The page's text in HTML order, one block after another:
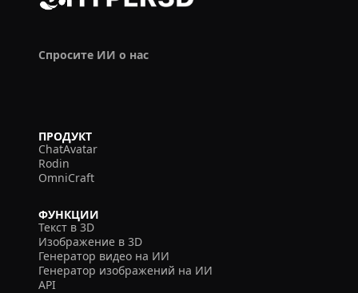
Спросите ИИ о нас
ПРОДУКТ
ChatAvatar
Rodin
OmniCraft
ФУНКЦИИ
Текст в 3D
Изображение в 3D
Генератор видео на ИИ
Генератор изображений на ИИ
API